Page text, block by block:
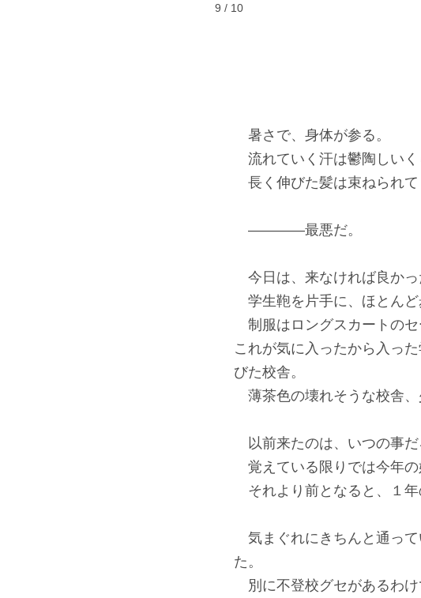
9 / 10
暑さで、身体が参る。
流れていく汗は鬱陶しいく
長く伸びた髪は束ねられて
――――最悪だ。
今日は、来なければ良か
学生鞄を片手に、ほとんど
制服はロングスカートのセ
これが気に入ったから入っ
びた校舎。
薄茶色の壊れそうな校舎、
以前来たのは、いつの事だ
覚えている限りでは今年の
それより前となると、１
気まぐれにきちんと通って
た。
別に不登校グセがあるわけ